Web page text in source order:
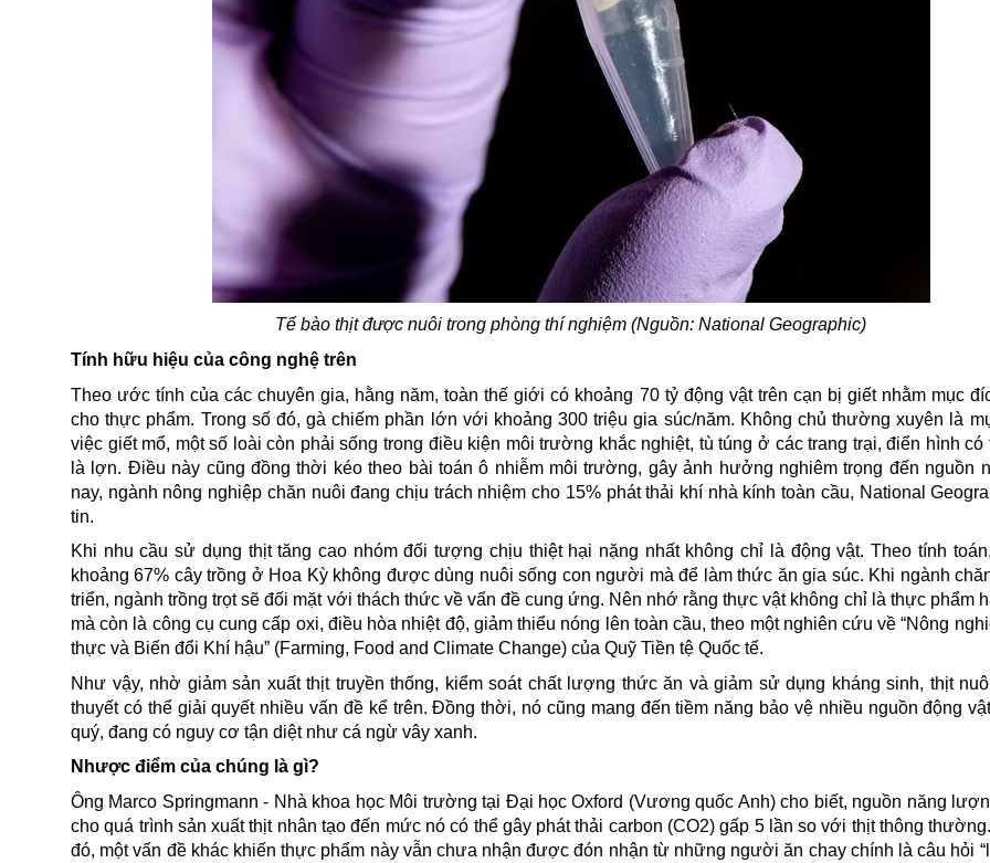
Tế bào thịt được nuôi trong phòng thí nghiệm (Nguồn: National Geographic)
Tính hữu hiệu của công nghệ trên
Theo ước tính của các chuyên gia, hằng năm, toàn thế giới có khoảng 70 tỷ động vật trên cạn bị giết nhằm mục
cho thực phẩm. Trong số đó, gà chiếm phần lớn với khoảng 300 triệu gia súc/năm. Không chủ thường xuyên là
việc giết mổ, một số loài còn phải sống trong điều kiện môi trường khắc nghiệt, tù túng ở các trang trại, điển hình có
là lợn. Điều này cũng đồng thời kéo theo bài toán ô nhiễm môi trường, gây ảnh hưởng nghiêm trọng đến nguồn
nay, ngành nông nghiệp chăn nuôi đang chịu trách nhiệm cho 15% phát thải khí nhà kính toàn cầu, National
tin.
Khi nhu cầu sử dụng thịt tăng cao nhóm đối tượng chịu thiệt hại nặng nhất không chỉ là động vật. Theo tính
khoảng 67% cây trồng ở Hoa Kỳ không được dùng nuôi sống con người mà để làm thức ăn gia súc. Khi ngành
triển, ngành trồng trọt sẽ đối mặt với thách thức về vấn đề cung ứng. Nên nhớ rằng thực vật không chỉ là thực phẩm
mà còn là công cụ cung cấp oxi, điều hòa nhiệt độ, giảm thiểu nóng lên toàn cầu, theo một nghiên cứu về “Nông
thực và Biến đổi Khí hậu” (Farming, Food and Climate Change) của Quỹ Tiền tệ Quốc tế.
Như vậy, nhờ giảm sản xuất thịt truyền thống, kiểm soát chất lượng thức ăn và giảm sử dụng kháng sinh, thịt
thuyết có thể giải quyết nhiều vấn đề kể trên. Đồng thời, nó cũng mang đến tiềm năng bảo vệ nhiều nguồn động
quý, đang có nguy cơ tận diệt như cá ngừ vây xanh.
Nhược điểm của chúng là gì?
Ông Marco Springmann - Nhà khoa học Môi trường tại Đại học Oxford (Vương quốc Anh) cho biết, nguồn năng
cho quá trình sản xuất thịt nhân tạo đến mức nó có thể gây phát thải carbon (CO2) gấp 5 lần so với thịt thông
đó, một vấn đề khác khiến thực phẩm này vẫn chưa nhận được đón nhận từ những người ăn chay chính là câu hỏi